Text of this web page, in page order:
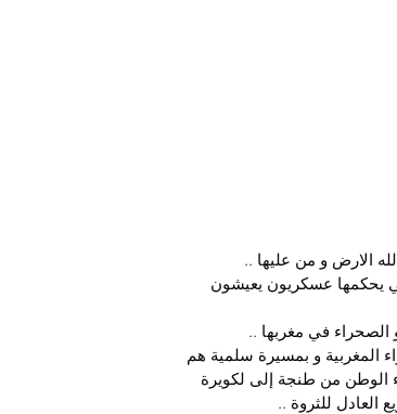
الارض و من عليها ..
يحكمها عسكريون يعيشون
الصحراء في مغربها ..
المغربية و بمسيرة سلمية هم
الوطن من طنجة إلى لكويرة
العادل للثروة ..